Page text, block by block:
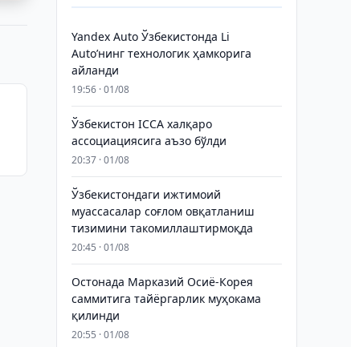
Yandex Auto Ўзбекистонда Li
Auto’нинг технологик ҳамкорига
айланди
19:56 · 01/08
Ўзбекистон ICCA халқаро
ассоциациясига аъзо бўлди
20:37 · 01/08
Ўзбекистондаги ижтимоий
муассасалар соғлом овқатланиш
тизимини такомиллаштирмоқда
20:45 · 01/08
Остонада Марказий Осиё-Корея
саммитига тайёргарлик муҳокама
қилинди
20:55 · 01/08